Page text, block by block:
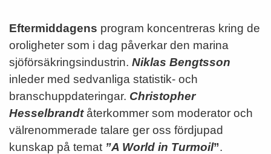
Eftermiddagens program koncentreras kring de
oroligheter som i dag påverkar den marina
sjöförsäkringsindustrin. Niklas Bengtsson
inleder med sedvanliga statistik- och
branschuppdateringar. Christopher
Hesselbrandtåterkommer som moderator och
välrenommerade talare ger oss fördjupad
kunskap på temat ”A World in Turmoil”.